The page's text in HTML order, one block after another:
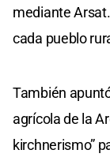
mediante
cada pueblo
También
agrícola de la
kirchnerismo”